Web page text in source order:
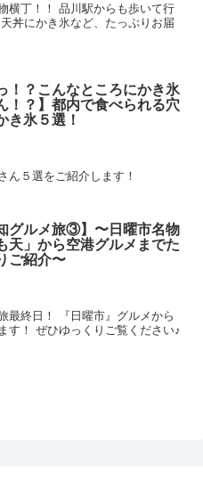
横丁！！ 品川駅からも歩いて行
丼にかき氷など、たっぷりお届
！？こんなところにかき氷
！？】都内で食べられる穴
き氷５選！
ん５選をご紹介します！
グルメ旅③】〜日曜市名物
天」から空港グルメまでた
ご紹介〜
終日！ 『日曜市』グルメから
す！ ぜひゆっくりご覧ください♪